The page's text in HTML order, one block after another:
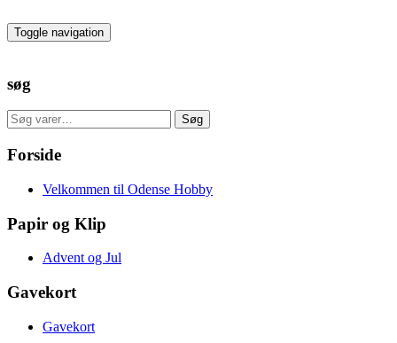
to
the
Toggle navigation
søg
Søg
efter:
Søg
Forside
Velkommen til Odense Hobby
Papir og Klip
Advent og Jul
Gavekort
Gavekort